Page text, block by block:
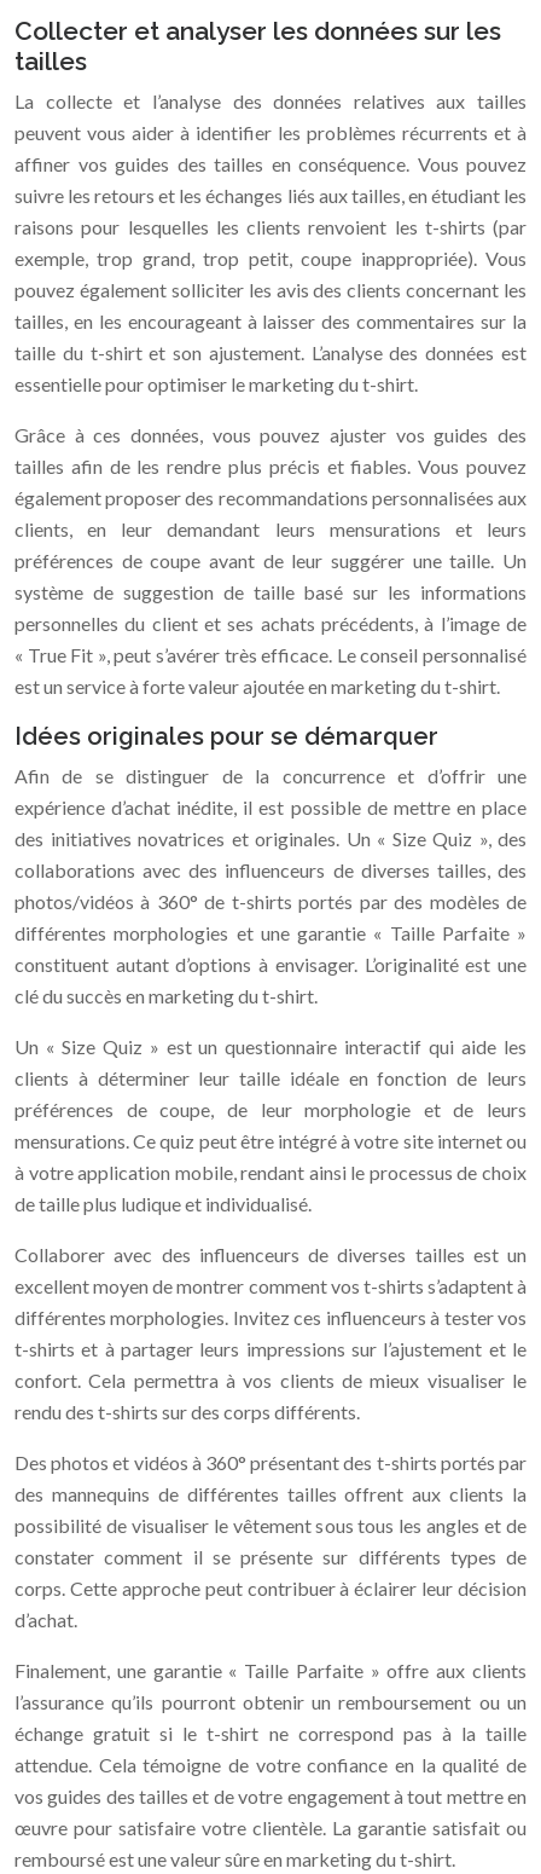
Collecter et analyser les données sur les
tailles
La collecte et l’analyse des données relatives aux tailles
peuvent vous aider à identifier les problèmes récurrents et à
affiner vos guides des tailles en conséquence. Vous pouvez
suivre les retours et les échanges liés aux tailles, en étudiant les
raisons pour lesquelles les clients renvoient les t-shirts (par
exemple, trop grand, trop petit, coupe inappropriée). Vous
pouvez également solliciter les avis des clients concernant les
tailles, en les encourageant à laisser des commentaires sur la
taille du t-shirt et son ajustement. L’analyse des données est
essentielle pour optimiser le marketing du t-shirt.
Grâce à ces données, vous pouvez ajuster vos guides des
tailles afin de les rendre plus précis et fiables. Vous pouvez
également proposer des recommandations personnalisées aux
clients, en leur demandant leurs mensurations et leurs
préférences de coupe avant de leur suggérer une taille. Un
système de suggestion de taille basé sur les informations
personnelles du client et ses achats précédents, à l’image de
« True Fit », peut s’avérer très efficace. Le conseil personnalisé
est un service à forte valeur ajoutée en marketing du t-shirt.
Idées originales pour se démarquer
Afin de se distinguer de la concurrence et d’offrir une
expérience d’achat inédite, il est possible de mettre en place
des initiatives novatrices et originales. Un « Size Quiz », des
collaborations avec des influenceurs de diverses tailles, des
photos/vidéos à 360° de t-shirts portés par des modèles de
différentes morphologies et une garantie « Taille Parfaite »
constituent autant d’options à envisager. L’originalité est une
clé du succès en marketing du t-shirt.
Un « Size Quiz » est un questionnaire interactif qui aide les
clients à déterminer leur taille idéale en fonction de leurs
préférences de coupe, de leur morphologie et de leurs
mensurations. Ce quiz peut être intégré à votre site internet ou
à votre application mobile, rendant ainsi le processus de choix
de taille plus ludique et individualisé.
Collaborer avec des influenceurs de diverses tailles est un
excellent moyen de montrer comment vos t-shirts s’adaptent à
différentes morphologies. Invitez ces influenceurs à tester vos
t-shirts et à partager leurs impressions sur l’ajustement et le
confort. Cela permettra à vos clients de mieux visualiser le
rendu des t-shirts sur des corps différents.
Des photos et vidéos à 360° présentant des t-shirts portés par
des mannequins de différentes tailles offrent aux clients la
possibilité de visualiser le vêtement sous tous les angles et de
constater comment il se présente sur différents types de
corps. Cette approche peut contribuer à éclairer leur décision
d’achat.
Finalement, une garantie « Taille Parfaite » offre aux clients
l’assurance qu’ils pourront obtenir un remboursement ou un
échange gratuit si le t-shirt ne correspond pas à la taille
attendue. Cela témoigne de votre confiance en la qualité de
vos guides des tailles et de votre engagement à tout mettre en
œuvre pour satisfaire votre clientèle. La garantie satisfait ou
remboursé est une valeur sûre en marketing du t-shirt.